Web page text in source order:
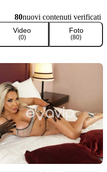
e volenterosa.
adatto facilmente a qualsiasi
destrezza...Le calze a rete
in momenti passionali...
nelle vene la volontà di
dei vostri sogni,vi aspetto
le ****...e demoni che
Guarda mio *****!!!
80nuovi contenuti verificati
Video
(0)
Foto
(80)